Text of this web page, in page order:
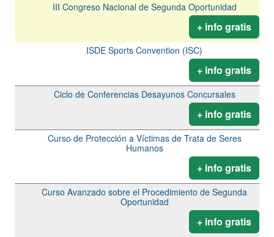
III Congreso Nacional de Segunda Oportunidad
+ info gratis
ISDE Sports Convention (ISC)
+ info gratis
Ciclo de Conferencias Desayunos Concursales
+ info gratis
Curso de Protección a Víctimas de Trata de Seres
Humanos
+ info gratis
Curso Avanzado sobre el Procedimiento de Segunda
Oportunidad
+ info gratis